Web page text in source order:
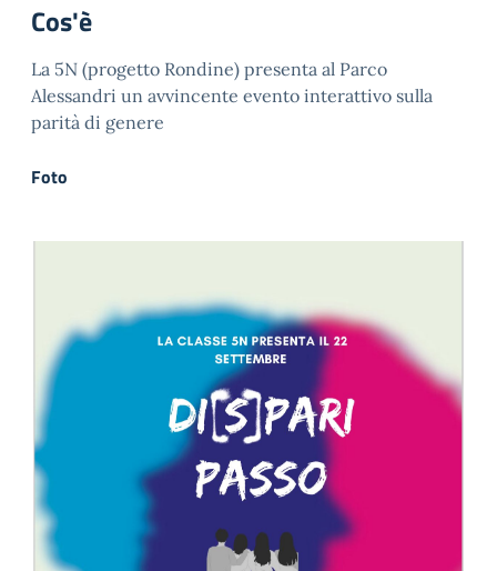
Cos'è
La 5N (progetto Rondine) presenta al Parco
Alessandri un avvincente evento interattivo sulla
parità di genere
Foto